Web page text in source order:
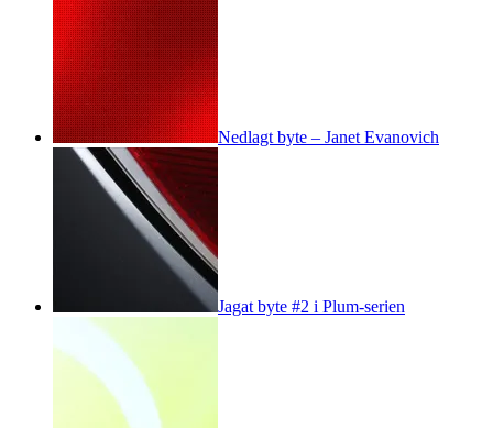
Nedlagt byte – Janet Evanovich
Jagat byte #2 i Plum-serien